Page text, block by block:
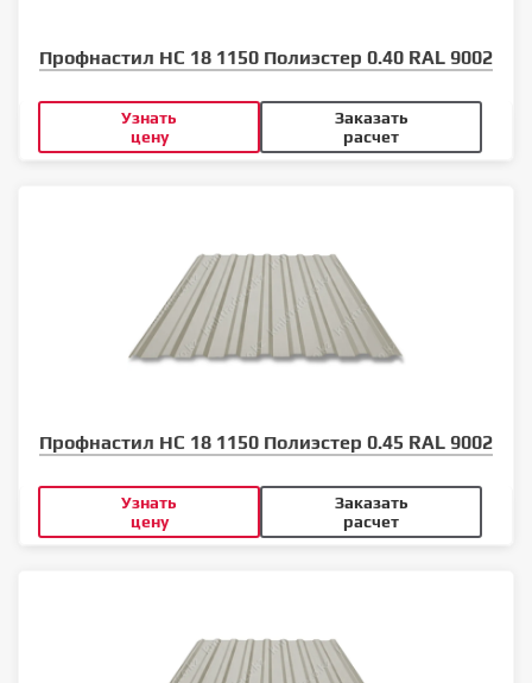
Профнастил НС 18 1150 Полиэстер 0.40 RAL 9002
Узнать
цену
Заказать
расчет
Профнастил НС 18 1150 Полиэстер 0.45 RAL 9002
Узнать
цену
Заказать
расчет